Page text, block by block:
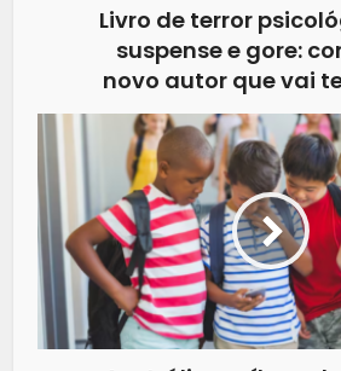
Livro de terror
suspense e gore:
novo autor que vai